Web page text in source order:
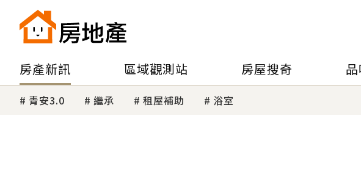
房產新訊 區域觀測站 房屋搜奇
青安3.0 繼承 租屋補助 浴室